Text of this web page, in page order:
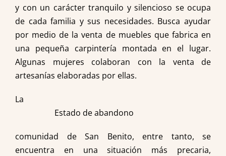
y con un carácter tranquilo y silencioso se ocupa
de cada familia y sus necesidades. Busca ayudar
por medio de la venta de muebles que fabrica en
una pequeña carpintería montada en el lugar.
Algunas mujeres colaboran con la venta de
artesanías elaboradas por ellas.
Estado de abandono
La
comunidad de San Benito, entre tanto, se
encuentra en una situación más precaria,